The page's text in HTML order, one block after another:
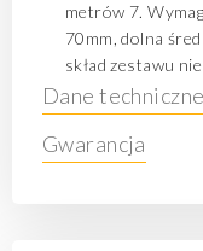
metrów 7.
70mm, dolna
skład zestawu
Dane techniczne
Gwarancja